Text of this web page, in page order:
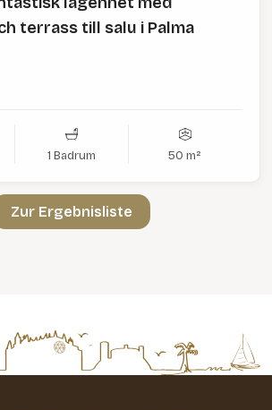
terrass till salu i Palma
1 Badrum 50 m²
Zur Ergebnisliste